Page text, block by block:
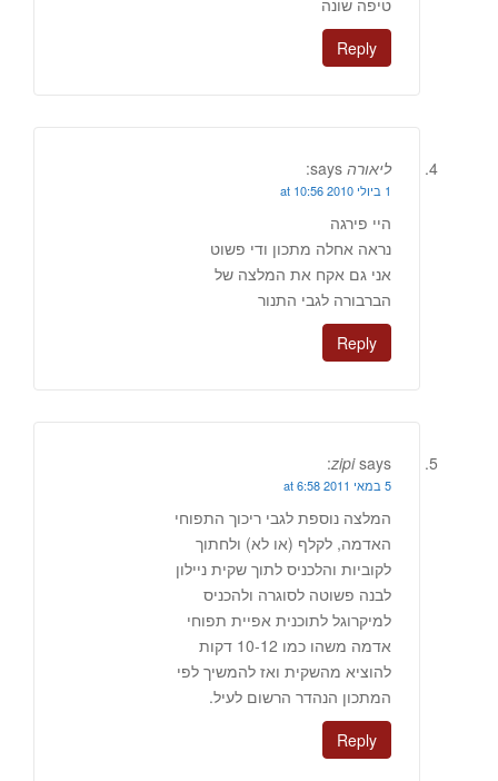
טיפה שונה
Reply
ליאורה says:
1 ביולי 2010 at 10:56
היי פירגה
נראה אחלה מתכון ודי פשוט
אני גם אקח את המלצה של
הברבורה לגבי התנור
Reply
zipi says:
5 במאי 2011 at 6:58
המלצה נוספת לגבי ריכוך התפוחי
האדמה, לקלף (או לא) ולחתוך
לקוביות והלכניס לתוך שקית ניילון
לבנה פשוטה לסוגרה ולהכניס
למיקרוגל לתוכנית אפיית תפוחי
אדמה משהו כמו 10-12 דקות
להוציא מהשקית ואז להמשיך לפי
המתכון הנהדר הרשום לעיל.
Reply